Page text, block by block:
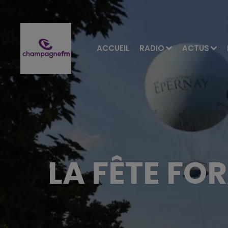
ACCUEIL RADIO ACTUS
LA FÊTE